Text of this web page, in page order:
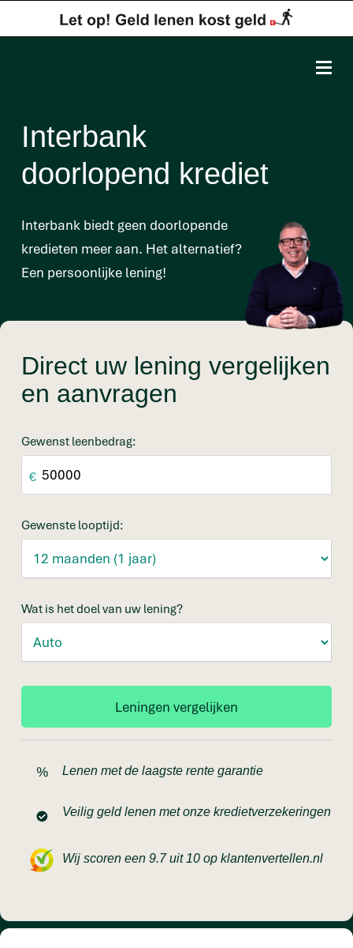
Interbank
doorlopend krediet
Interbank biedt geen doorlopende
kredieten meer aan. Het alternatief?
Een persoonlijke lening!
Direct uw lening vergelijken
en aanvragen
Gewenst leenbedrag:
€
Gewenste looptijd:
Wat is het doel van uw lening?
Lenen met de laagste rente garantie
Veilig geld lenen met onze kredietverzekeringen
Wij scoren een 9.7 uit 10 op klantenvertellen.nl